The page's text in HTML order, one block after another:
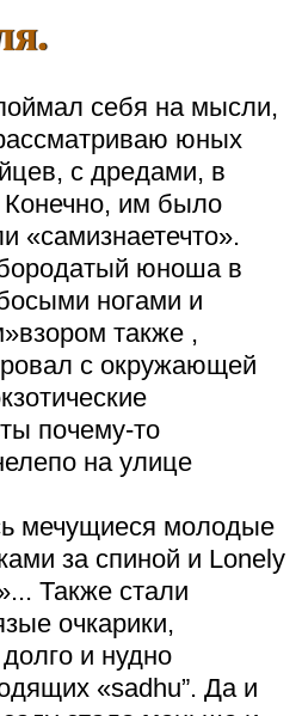
себя на мысли,
юных
с дредами, в
Конечно, им было
«самизнаетечто».
юноша в
ногами и
также ,
с окружающей
почему-то
на улице
мечущиеся молодые
за спиной и Lonely
Также стали
очкарики,
и нудно
«sadhu”. Да и